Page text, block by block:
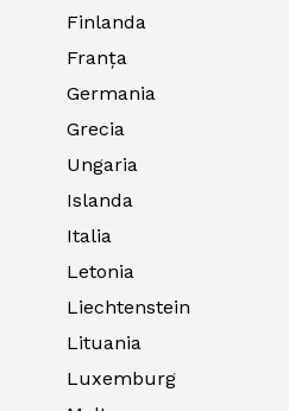
Finlanda
Franța
Germania
Grecia
Ungaria
Islanda
Italia
Letonia
Liechtenstein
Lituania
Luxemburg